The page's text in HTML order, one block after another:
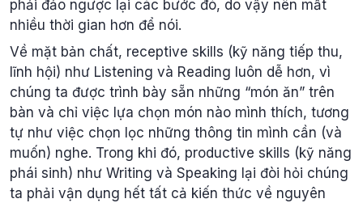
phải đảo ngược lại các bước đó, do vậy nên mất
nhiều thời gian hơn để nói.
Về mặt bản chất, receptive skills (kỹ năng tiếp thu,
lĩnh hội) như Listening và Reading luôn dễ hơn, vì
chúng ta được trình bày sẵn những “món ăn” trên
bàn và chỉ việc lựa chọn món nào mình thích, tương
tự như việc chọn lọc những thông tin mình cần (và
muốn) nghe. Trong khi đó, productive skills (kỹ năng
phái sinh) như Writing và Speaking lại đòi hỏi chúng
ta phải vận dụng hết tất cả kiến thức về nguyên